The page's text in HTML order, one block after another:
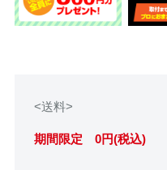
<送料>
期間限定 0円(税込)